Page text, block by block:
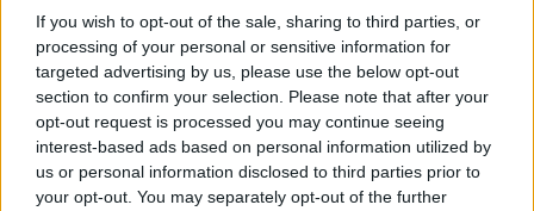
If you wish to opt-out of the sale, sharing to third parties, or
processing of your personal or sensitive information for
targeted advertising by us, please use the below opt-out
section to confirm your selection. Please note that after your
opt-out request is processed you may continue seeing
interest-based ads based on personal information utilized by
us or personal information disclosed to third parties prior to
your opt-out. You may separately opt-out of the further
ÚLTIMES NOTÍCIES
Els vestits de paper guanyen força